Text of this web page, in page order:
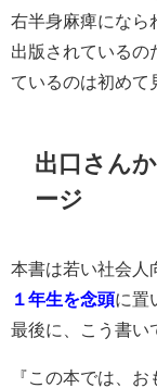
右半身麻痺になら
出版されているの
ているのは初めて
出口さん
ージ
本書は若い社会人
１年生を念頭に置
最後に、こう書い
『この本では、お